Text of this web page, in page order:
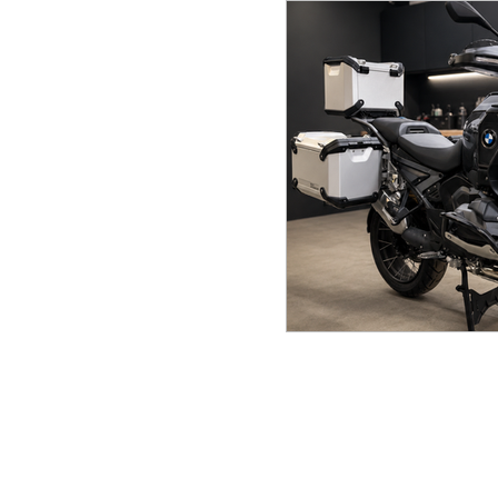
BMW K1600B
Новости и акции
BMW GS